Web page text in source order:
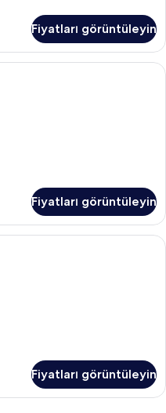
Fiyatları görüntüleyin
yalıtımı, ücretsiz kablosuz
Fiyatları görüntüleyin
yalıtımı, ücretsiz kablosuz
Fiyatları görüntüleyin